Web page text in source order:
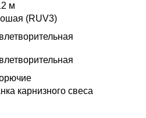
м
(RUV3)
карнизного свеса